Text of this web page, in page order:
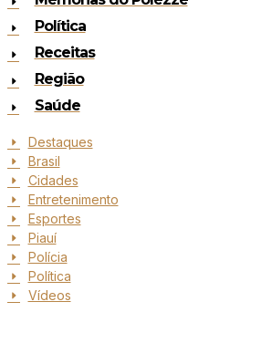
Política
Receitas
Região
Saúde
Destaques
Brasil
Cidades
Entretenimento
Esportes
Piauí
Polícia
Política
Vídeos